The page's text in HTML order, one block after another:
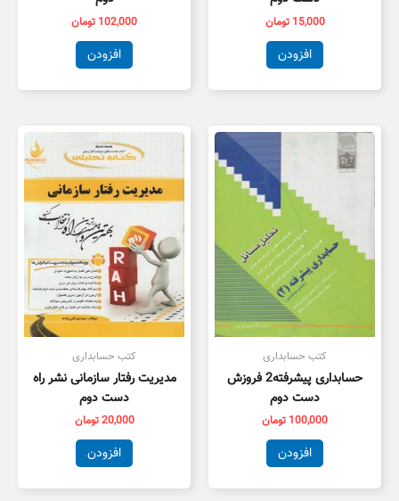
15,000 تومان
افزودن
102,000 تومان
افزودن
کتب حسابداری
حسابداری پیشرفته2 فروزش
دست دوم
100,000 تومان
افزودن
کتب حسابداری
مدیریت رفتار سازمانی نشر راه
دست دوم
20,000تومان
افزودن